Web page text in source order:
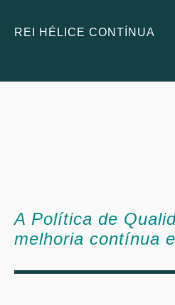
REI HÉLICE CONTÍNUA
A Política de
melhoria contínua